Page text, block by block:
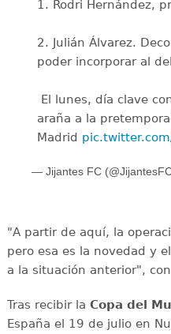
1. Rodri Hernández,
2. Julián Álvarez.
poder incorporar al
El lunes, día clave
araña a la
Madrid
— Jijantes FC
"A partir de aquí, la
pero esa es la novedad y
a la situación anterior",
Tras recibir la Copa del
España el 19 de julio en